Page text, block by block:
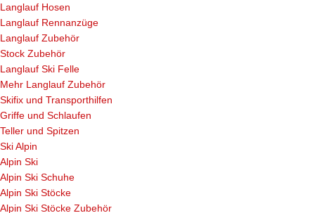
Langlauf Hosen
Langlauf Rennanzüge
Langlauf Zubehör
Stock Zubehör
Langlauf Ski Felle
Mehr Langlauf Zubehör
Skifix und Transporthilfen
Griffe und Schlaufen
Teller und Spitzen
Ski Alpin
Alpin Ski
Alpin Ski Schuhe
Alpin Ski Stöcke
Alpin Ski Stöcke Zubehör